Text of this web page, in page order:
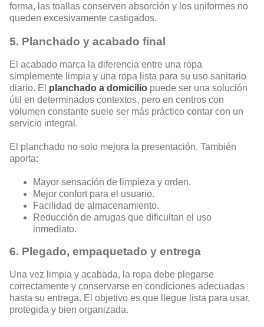
forma, las toallas conserven absorción y los uniformes no
queden excesivamente castigados.
5. Planchado y acabado final
El acabado marca la diferencia entre una ropa
simplemente limpia y una ropa lista para su uso sanitario
diario. El planchado a domicilio puede ser una solución
útil en determinados contextos, pero en centros con
volumen constante suele ser más práctico contar con un
servicio integral.
El planchado no solo mejora la presentación. También
aporta:
Mayor sensación de limpieza y orden.
Mejor confort para el usuario.
Facilidad de almacenamiento.
Reducción de arrugas que dificultan el uso
inmediato.
6. Plegado, empaquetado y entrega
Una vez limpia y acabada, la ropa debe plegarse
correctamente y conservarse en condiciones adecuadas
hasta su entrega. El objetivo es que llegue lista para usar,
protegida y bien organizada.